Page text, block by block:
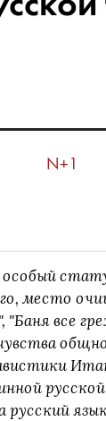
N+1
место
"Баня все
русский